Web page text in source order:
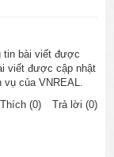
tin bài viết được
viết được cập nhật
của VNREAL.
Thích (0)
Trả lời (0)